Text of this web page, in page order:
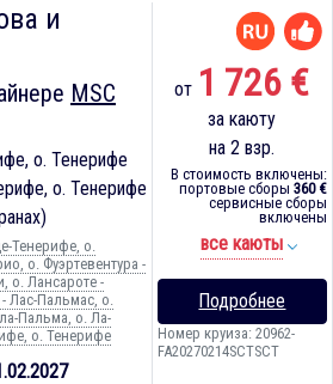
и
MSC
о. Тенерифе
о. Тенерифе
Тенерифе, о.
о. Фуэртевентура -
о. Лансароте -
Лас-Пальмас, о.
Пальма, о. Ла-
о. Тенерифе
от 1 726 €
за каюту
на 2 взр.
В стоимость включены:
портовые сборы 360 €
сервисные сборы
включены
все каюты
Подробнее
Номер круиза: 20962-
FA20270214SCTSCT